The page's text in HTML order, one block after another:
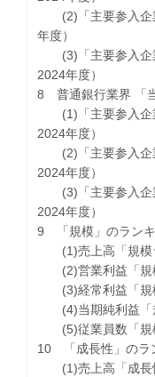
(2)「主要参入企
年度）
(3)「主要参入企
2024年度）
8 普通銀行業界 「
(1)「主要参入企
2024年度）
(2)「主要参入企
2024年度）
(3)「主要参入企
2024年度）
9 「規模」のランキ
(1)売上高「規模
(2)営業利益「規
(3)経常利益「規
(4)当期純利益「
(5)従業員数「規
10 「成長性」のラ
(1)売上高「成長